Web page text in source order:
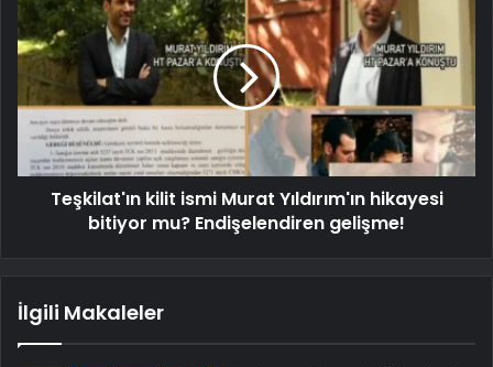
Teşkilat'ın kilit ismi Murat Yıldırım'ın hikayesi
bitiyor mu? Endişelendiren gelişme!
İlgili Makaleler